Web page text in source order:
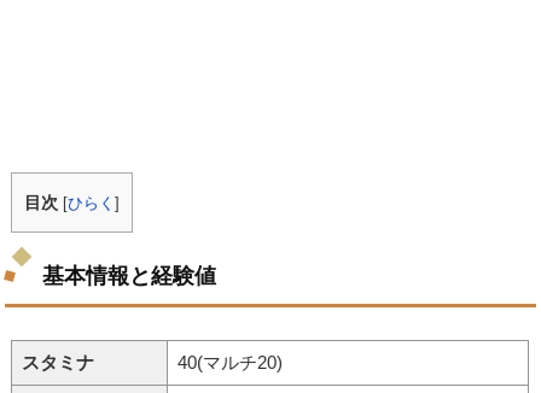
目次 [ひらく]
基本情報と経験値
スタミナ 40(マルチ20)